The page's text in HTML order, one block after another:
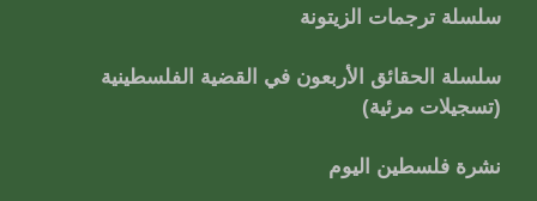
سلسلة ترجمات الزيتونة
سلسلة الحقائق الأربعون في القضية الفلسطينية
(تسجيلات مرئية)
نشرة فلسطين اليوم